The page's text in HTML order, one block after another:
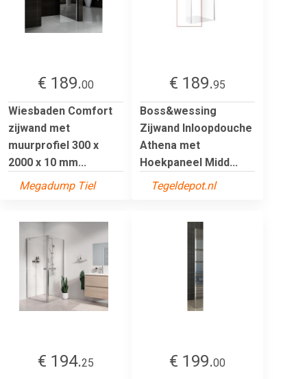
€ 189.00
Wiesbaden Comfort
zijwand met
muurprofiel 300 x
2000 x 10 mm...
Megadump Tiel
€ 189.95
Boss&wessing
Zijwand Inloopdouche
Athena met
Hoekpaneel Midd...
Tegeldepot.nl
€ 194.25 € 199.00